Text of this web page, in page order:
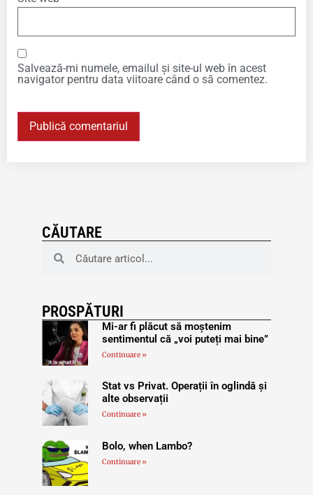
Salvează-mi numele, emailul și site-ul web în acest
navigator pentru data viitoare când o să comentez.
CĂUTARE
PROSPĂTURI
Mi-ar fi plăcut să moștenim
sentimentul că „voi puteți mai bine”
Continuare »
Stat vs Privat. Operații în oglindă și
alte observații
Continuare »
Bolo, when Lambo?
Continuare »